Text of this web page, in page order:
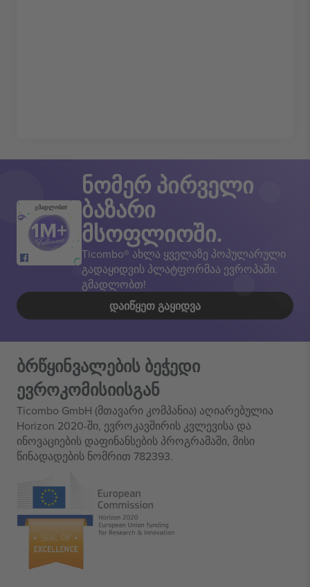
გმადლობთ!
ნომერ პირველი
ბაზარი
მსოფლიოში.
Ticombo® ახლა ყველაზე პოპულარული
გადაყიდვის პლატფორმაა ევროპაში.
გმადლობთ!
ᲓᲐᲘᲬᲧᲔᲗ ᲒᲐᲧᲘᲓᲕᲐ
ბრწყინვალების ბეჭედი
ევროკომისიისგან
Ticombo GmbH (მთავარი კომპანია) აღიარებულია
Horizon 2020-ში, ევროკავშირის კვლევისა და
ინოვაციების დაფინანსების პროგრამაში, მისი
წინადადების ნომრით 782393.